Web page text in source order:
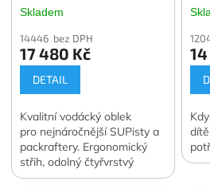
Skladem
14446 bez DPH
17 480 Kč
DETAIL
Kvalitní vodácký oblek
pro nejnáročnější SUPisty a
packraftery. Ergonomický
střih, odolný čtyřvrstvý
materiál.